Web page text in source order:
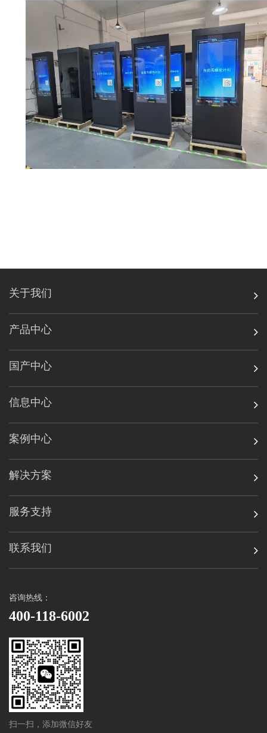
关于我们
产品中心
国产中心
信息中心
案例中心
解决方案
服务支持
联系我们
咨询热线：
400-118-6002
扫一扫，添加微信好友